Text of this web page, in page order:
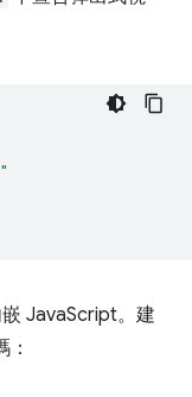
JavaScript。建